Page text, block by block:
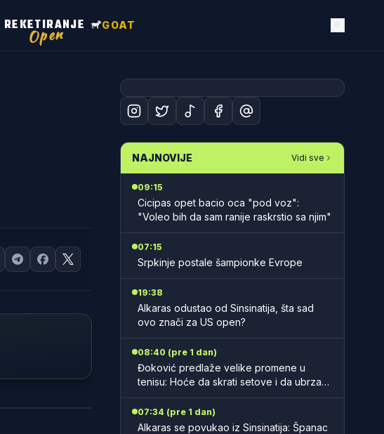
REKETIRANJE
Open GOAT
NAJNOVIJE Vidi sve
09:15
Cicipas opet bacio oca "pod voz":
"Voleo bih da sam ranije raskrstio sa njim"
07:15
Srpkinje postale šampionke Evrope
19:38
Alkaras odustao od Sinsinatija, šta sad
ovo znači za US open?
08:40 (pre 1 dan)
Đoković predlaže velike promene u
tenisu: Hoće da skrati setove i da ubrza
07:34 (pre 1 dan)
Alkaras se povukao iz Sinsinatija: Španac